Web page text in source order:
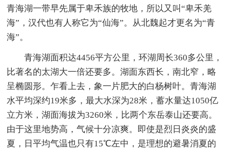
青海湖一带早先属于卑禾族的牧地，所以又叫“卑禾羌
海”，汉代也有人称它为“仙海”。从北魏起才更名为“青
海”。
青海湖面积达4456平方公里，环湖周长360多公里，
比著名的太湖大一倍还要多。湖面东西长，南北窄，略
呈椭圆形。乍看上去，象一片肥大的白杨树叶。青海湖
水平均深约19米多，最大水深为28米，蓄水量达1050亿
立方米，湖面海拔为3260米，比两个东岳泰山还要高。
由于这里地势高，气候十分凉爽。即使是烈日炎炎的盛
夏，日平均气温也只有15℃左中，是理想的避暑消夏的